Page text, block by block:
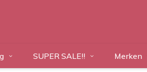
SUPER SALE!! Merken